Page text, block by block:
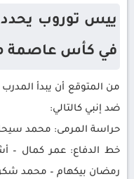
ييس توروب يحدد
في كأس عاصمة
من المتوقع أن يبدأ
ضد إنبي كالتالي:
حراسة المرمى: محمد
خط الدفاع: عمر كمال
رمضان بيكهام – محمد